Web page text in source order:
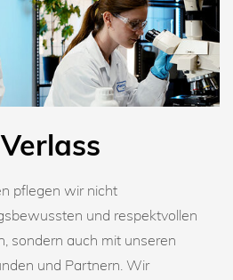
pflegen wir nicht
und respektvollen
sondern auch mit unseren
und Partnern. Wir